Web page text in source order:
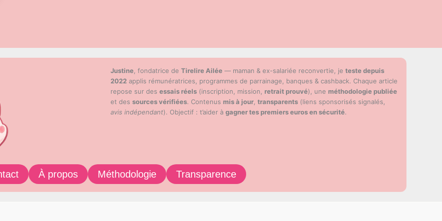
Justine , fondatrice de Tirelire Ailée — maman & ex-salariée reconvertie, je teste depuis
2022 applis rémunératrices, programmes de parrainage, banques & cashback. Chaque article
repose sur des essais réels (inscription, mission, retrait prouvé), une méthodologie publiée
et des sources vérifiées. Contenus mis à jour transparents (liens sponsorisés signalés,
avis indépendant). Objectif : t’aider à gagner tes premiers euros en sécurité.
À propos Méthodologie Transparence